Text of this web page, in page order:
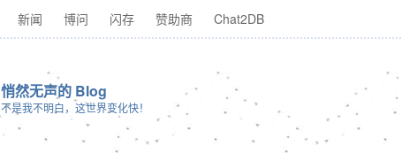
新闻 博问 闪存 赞助商 Chat2DB
悄然无声的 Blog
不是我不明白，这世界变化快！